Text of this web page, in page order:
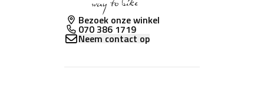
Bezoek onze winkel
070 386 1719
Neem contact op